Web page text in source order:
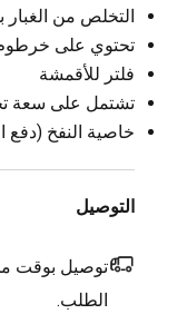
التخلص من الغبار
تحتوي على
فلتر للأقمشة
تشتمل على سعة
خاصية النفخ (دفع
التوصيل
توصيل بوقت
الطلب.